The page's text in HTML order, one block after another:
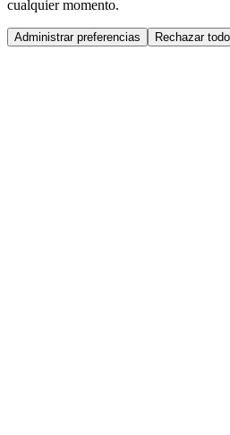
cualquier momento.
Administrar preferencias Rechazar todo